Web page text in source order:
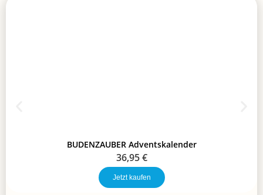
BUDENZAUBER Adventskalender
36,95€
Jetzt kaufen